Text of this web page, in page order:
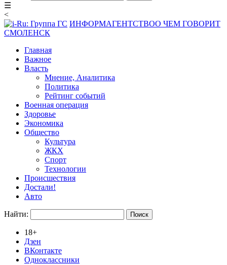
☰
<
ИНФОРМАГЕНТСТВОО ЧЕМ ГОВОРИТ
СМОЛЕНСК
Главная
Важное
Власть
Мнение, Аналитика
Политика
Рейтинг событий
Военная операция
Здоровье
Экономика
Общество
Культура
ЖКХ
Спорт
Технологии
Происшествия
Достали!
Авто
Найти:
18+
Дзен
ВКонтакте
Одноклассники